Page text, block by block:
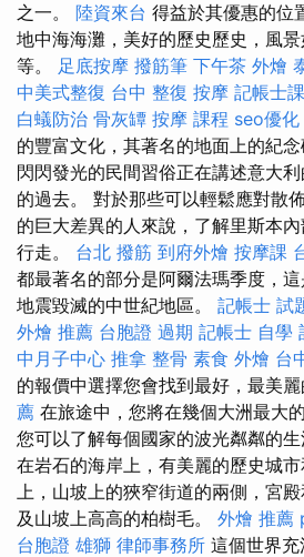
之一。 陸資來台 得益於其優惠的位
地中海海灘，美好的歷史歷史，風
等。 足底按摩 撥筋筆 下午茶 外燴
中美式整復 台中 整復 按摩 記帳士
白蟻防治 骨灰罈 按摩 課程 seo優化
的豐富文化，其著名的地面上的紀念
閃閃發光的民間習俗正在講述意大
的過去。 對於那些可以輕鬆應對散
的巨大差異的人來說，了解里斯本
行走。 台北 撥筋 到府外燴 按摩課
都最著名的部分是阿爾法瑪季度，
地震毀滅的中世紀地區。 記帳士 試
外燴 推薦 台胞證 過期 記帳士 自學
中月子中心 推拿 整骨 素食 外燴 台
的報價中選擇您會找到最好，最美麗
薦 在旅途中，您將在幾個大洲最大
您可以了解每個國家的波光粼粼的生
在岩石的海岸上，有美麗的歷史城
上，山坡上的狹窄街道的兩側，宮
及山坡上高高的柏樹毛。 外燴 推薦
台胞證 雄獅 律師事務所 這個世界